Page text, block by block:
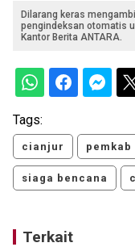
Dilarang keras
pengindeksan otomatis
Kantor Berita ANTARA.
Tags:
cianjur
siaga bencana
Terkait